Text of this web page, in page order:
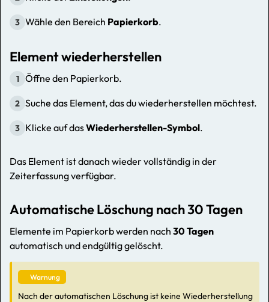
3 Wähle den Bereich Papierkorb.
Element wiederherstellen
1 Öffne den Papierkorb.
2 Suche das Element, das du wiederherstellen möchtest.
3 Klicke auf dasWiederherstellen-Symbol.
Das Element ist danach wieder vollständig in der
Zeiterfassung verfügbar.
Automatische Löschung nach 30 Tagen
Elemente im Papierkorb werden nach 30 Tagen
automatisch und endgültig gelöscht.
Warnung
Nach der automatischen Löschung ist keine Wiederherstellung